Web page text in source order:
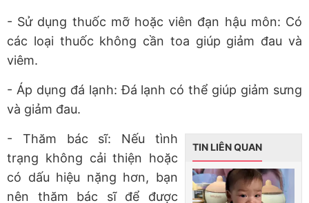
- Sử dụng thuốc mỡ hoặc viên đạn hậu môn: Có
các loại thuốc không cần toa giúp giảm đau và
viêm.
- Áp dụng đá lạnh: Đá lạnh có thể giúp giảm sưng
và giảm đau.
TIN LIÊN QUAN
- Thăm bác sĩ: Nếu tình
trạng không cải thiện hoặc
có dấu hiệu nặng hơn, bạn
nên thăm bác sĩ để được